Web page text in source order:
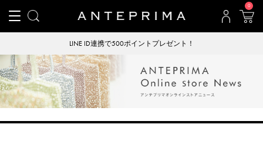
0
LINE ID連携で500ポイントプレゼント！